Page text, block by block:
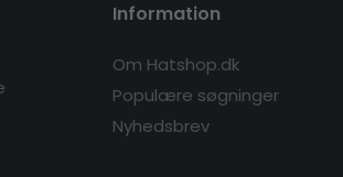
Information
Om Hatshop.dk
Populære søgninger
Nyhedsbrev